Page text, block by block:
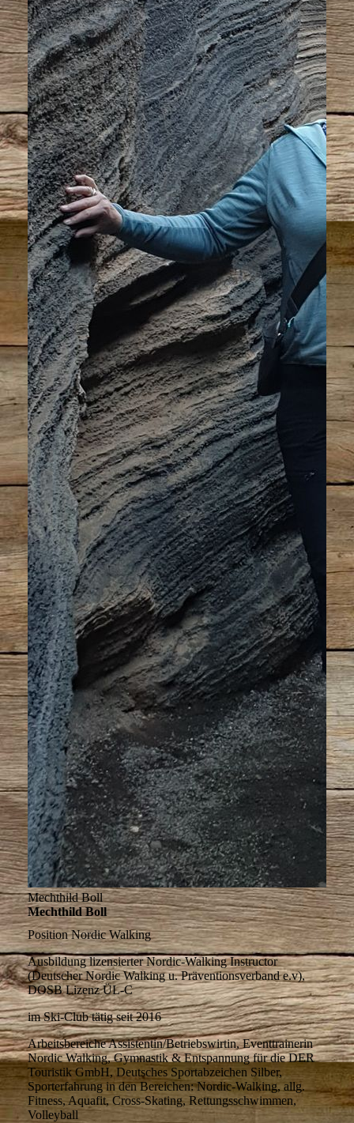
Mechthild Boll
Mechthild Boll
PositionNordic Walking
Ausbildunglizensierter Nordic-Walking Instructor
(Deutscher Nordic Walking u. Präventionsverband e.v),
DOSB Lizenz ÜL-C
im Ski-Club tätigseit 2016
ArbeitsbereicheAssistentin/Betriebswirtin, Eventtrainerin
Nordic Walking, Gymnastik & Entspannung für die DER
Touristik GmbH, Deutsches Sportabzeichen Silber,
Sporterfahrung in den Bereichen: Nordic-Walking, allg.
Fitness, Aquafit, Cross-Skating, Rettungsschwimmen,
Volleyball